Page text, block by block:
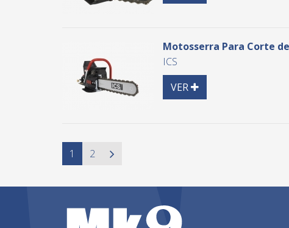
Motosserra Para Corte
ICS
VER
Detail
1 2